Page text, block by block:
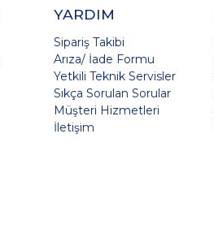
YARDIM
Sipariş Takibi
Arıza/ İade Formu
Yetkili Teknik Servisler
Sıkça Sorulan Sorular
Müşteri Hizmetleri
İletişim